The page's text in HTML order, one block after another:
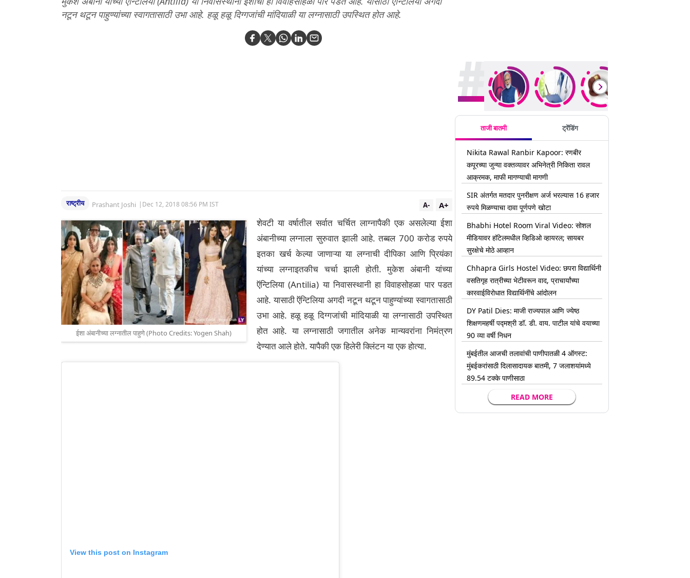
नटून थटून पाहुण्यांच्या स्वागतासाठी उभा आहे. हळू हळू दिग्गजांची मांदियाळी या लग्नासाठी उपस्थित होत आहे.
राष्ट्रीय Prashant Joshi | Dec 12, 2018 08:56 PM IST A+
A-
ईशा अंबानीच्या लग्नातील पाहुणे (Photo Credits: Yogen Shah)
शेवटी या वर्षातील सर्वात चर्चित लाग्नापैकी एक असलेल्या ईशा
अंबानीच्या लग्नाला सुरुवात झाली आहे. तब्बल 700 करोड रुपये
इतका खर्च केल्या जाणाऱ्या या लग्नाची दीपिका आणि प्रियंका
यांच्या लग्नाइतकीच चर्चा झाली होती. मुकेश अंबानी यांच्या
ऍन्टिलिया (Antilia) या निवासस्थानी हा विवाहसोहळा पार पडत
आहे. यासाठी ऍन्टिलिया अगदी नटून थटून पाहुण्यांच्या स्वागतासाठी
उभा आहे. हळू हळू दिग्गजांची मांदियाळी या लग्नासाठी उपस्थित
होत आहे. या लग्नासाठी जगातील अनेक मान्यवरांना निमंत्रण
देण्यात आले होते. यापैकी एक हिलेरी क्लिंटन या एक होत्या.
View this post on Instagram
ताजी बातमी ट्रेंडिंग
Nikita Rawal Ranbir Kapoor: रणबीर
कपूरच्या जुन्या वक्तव्यावर अभिनेत्री निकिता रावल
आक्रमक, माफी मागण्याची मागणी
SIR अंतर्गत मतदार पुनरीक्षण अर्ज भरल्यास 16 हजार
रुपये मिळण्याचा दावा पूर्णपणे खोटा
Bhabhi Hotel Room Viral Video: सोशल
मीडियावर हॉटेलमधील व्हिडिओ व्हायरल; सायबर
सुरक्षेचे मोठे आव्हान
Chhapra Girls Hostel Video: छपरा विद्यार्थिनी
वसतिगृह रात्रीच्या भेटीवरून वाद, प्राचार्यांच्या
कारवाईविरोधात विद्यार्थिनींचे आंदोलन
DY Patil Dies: माजी राज्यपाल आणि ज्येष्ठ
शिक्षणमहर्षी पद्मश्री डॉ. डी. वाय. पाटील यांचे वयाच्या
90 व्या वर्षी निधन
मुंबईतील आजची तलावांची पाणीपातळी 4 ऑगस्ट:
मुंबईकरांसाठी दिलासादायक बातमी, 7 जलाशयांमध्ये
89.54 टक्के पाणीसाठा
READ MORE